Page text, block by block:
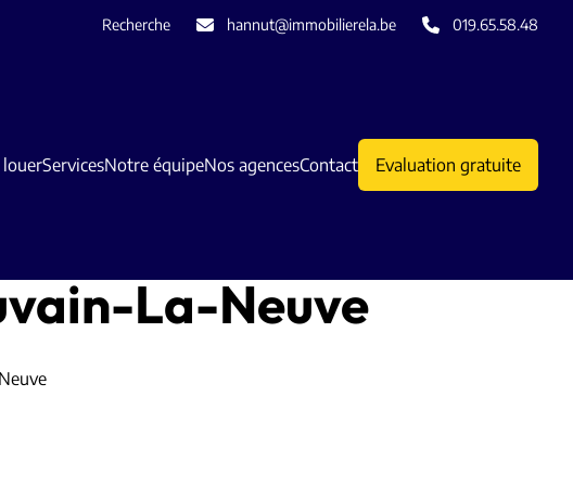
Recherche hannut@immobilierela.be 019.65.58.48
ServicesNotre équipeNos agencesContact Evaluation gratuite
La-Neuve